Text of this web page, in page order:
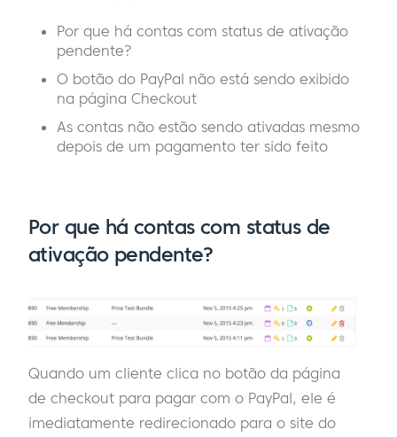
Por que há contas com status de ativação
pendente?
O botão do PayPal não está sendo exibido
na página Checkout
As contas não estão sendo ativadas mesmo
depois de um pagamento ter sido feito
Por que há contas com status de
ativação pendente?
Quando um cliente clica no botão da página
de checkout para pagar com o PayPal, ele é
imediatamente redirecionado para o site do